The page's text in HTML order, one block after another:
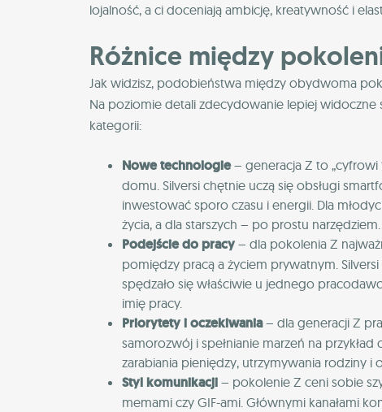
lojalność, a ci doceniają ambicję, kreatywność i
Różnice między
Jak widzisz, podobieństwa między obydwoma
Na poziomie detali zdecydowanie lepiej
kategorii:
Nowe technologie– generacja Z to „cyfrowi
domu. Silversi chętnie uczą się obsługi
inwestować sporo czasu i energii. Dla
życia, a dla starszych – po prostu narzędziem.
Podejście do pracy – dla pokolenia Z
pomiędzy pracą a życiem prywatnym.
spędzało się właściwie u jednego
imię pracy.
Priorytety i oczekiwania– dla generacji Z
samorozwój i spełnianie marzeń na
zarabiania pieniędzy, utrzymywania rodziny i
Styl komunikacji – pokolenie Z ceni sobie
memami czy GIF-ami. Głównymi kanałami